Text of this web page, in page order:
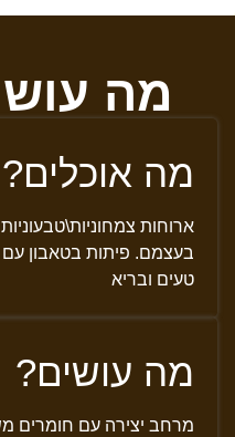
מה
מה אוכלים?
ארוחות
בעצמם. פיתות בטאבון עם
טעים ובריא
מה עושים?
מרחב יצירה עם חומרים